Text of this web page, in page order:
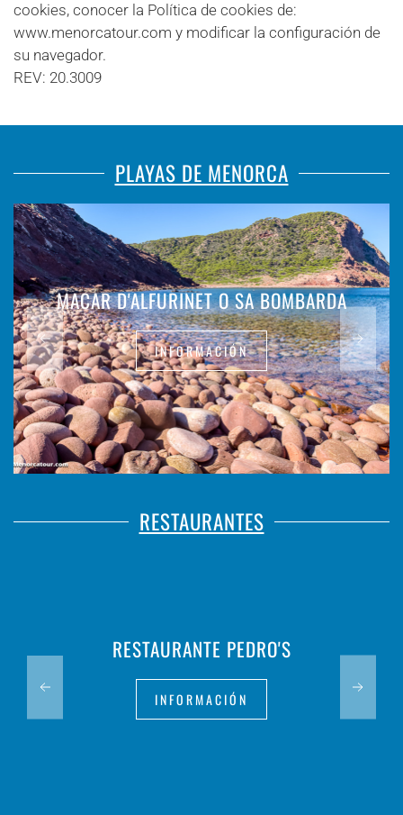
cookies, conocer la Política de cookies de:
www.menorcatour.com y modificar la configuración de
su navegador.
REV: 20.3009
PLAYAS DE MENORCA
MACAR D'ALFURINET O SA BOMBARDA
INFORMACIÓN
RESTAURANTES
RESTAURANTE PEDRO'S
INFORMACIÓN